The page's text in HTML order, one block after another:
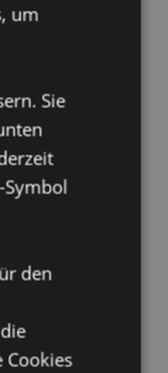
und
oder
oder
Valentinstag
Puckator
für
um
Sie
Symbol
den
Cookies